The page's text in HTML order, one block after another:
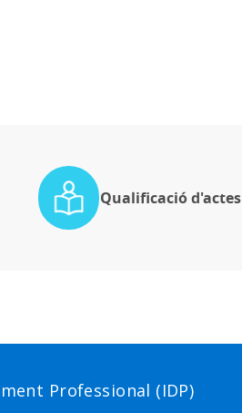
Qualificació d'actes
Professional (IDP)